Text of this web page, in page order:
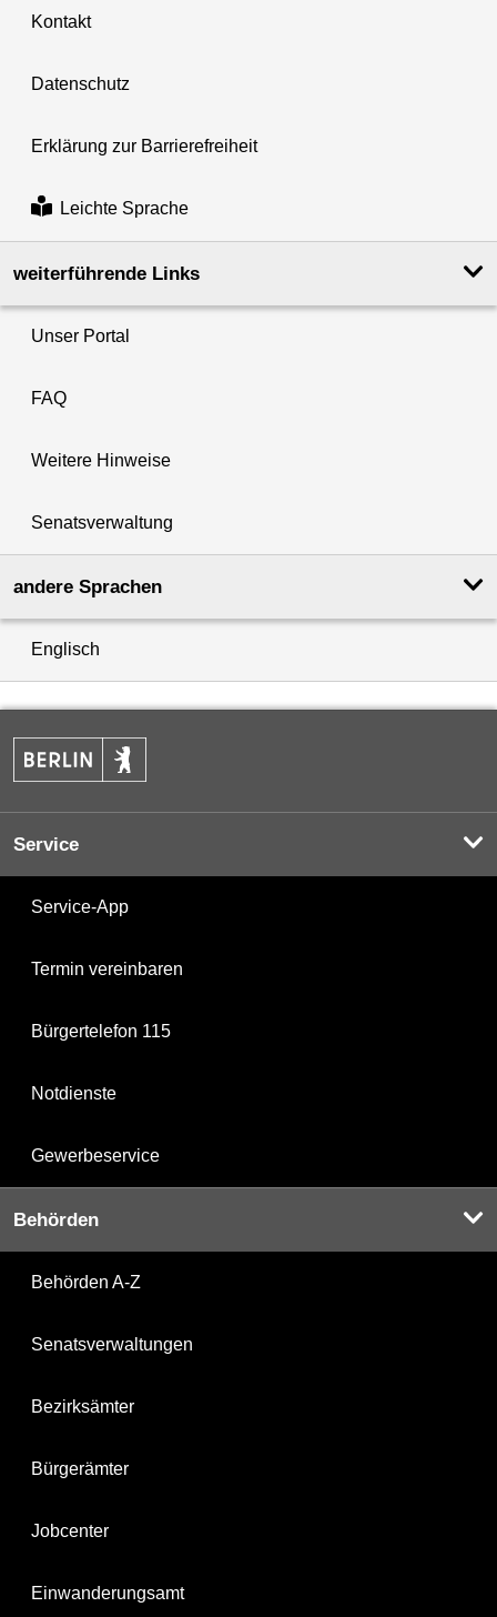
Kontakt
Datenschutz
Erklärung zur Barrierefreiheit
Leichte Sprache
weiterführende Links
Unser Portal
FAQ
Weitere Hinweise
Senatsverwaltung
andere Sprachen
Englisch
Service
Service-App
Termin vereinbaren
Bürgertelefon 115
Notdienste
Gewerbeservice
Behörden
Behörden A-Z
Senatsverwaltungen
Bezirksämter
Bürgerämter
Jobcenter
Einwanderungsamt